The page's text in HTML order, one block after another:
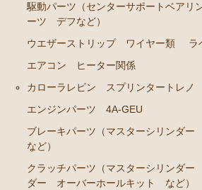
駆動パーツ（センターサポートベアリ
ーツ デフなど）
ウエザーストリップ ワイヤー類
ラ
エアコン ヒーター関係
カローラレビン スプリンタートレノ
エンジンパーツ 4A-GEU
ブレーキパーツ（マスターシリンダ
など）
クラッチパーツ（マスターシリンダー
ダー オーバーホールキット など）